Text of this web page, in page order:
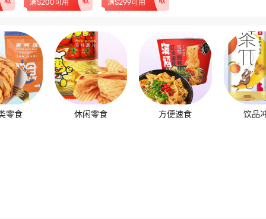
满$200可用 满$299可用
零食 休闲零食 方便速食 饮品